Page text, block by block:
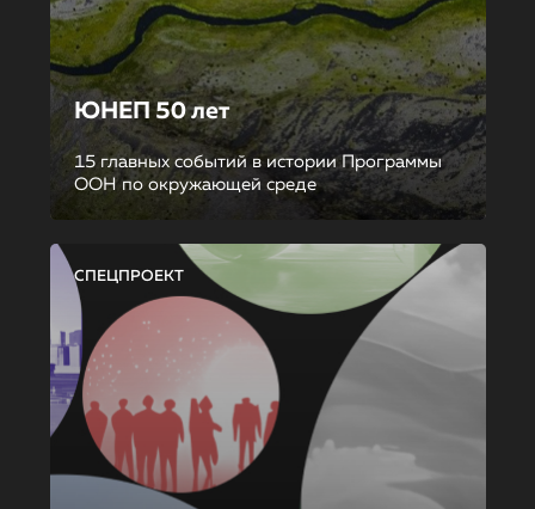
ЮНЕП 50 лет
15 главных событий в истории Программы
ООН по окружающей среде
СПЕЦПРОЕКТ